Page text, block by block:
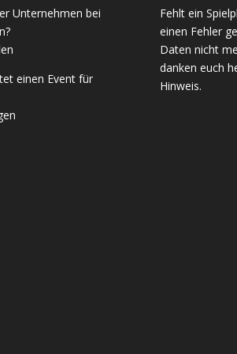
Unternehmen bei
einen Event für
Fehlt ein
einen Fehler
Daten nicht
danken euch
Hinweis.